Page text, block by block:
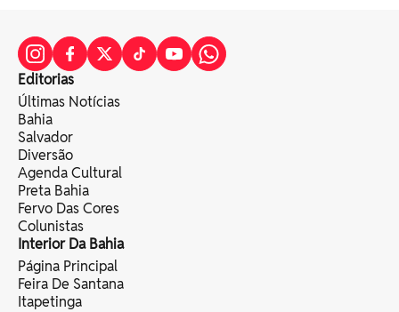
Editorias
Últimas Notícias
Bahia
Salvador
Diversão
Agenda Cultural
Preta Bahia
Fervo Das Cores
Colunistas
Interior Da Bahia
Página Principal
Feira De Santana
Itapetinga